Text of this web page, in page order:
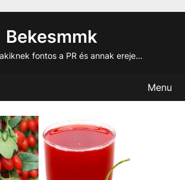
Bekesmmk
fontos a PR és annak ereje…
Menu